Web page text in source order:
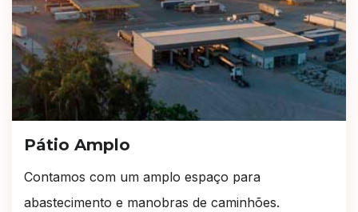
Pátio Amplo
Contamos com um amplo espaço para
abastecimento e manobras de caminhões.